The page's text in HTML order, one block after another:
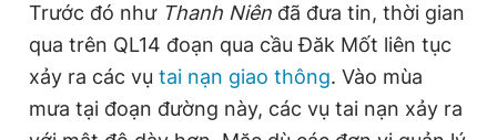
Trước đó như Thanh Niên đã đưa tin, thời gian
qua trên QL14 đoạn qua cầu Đăk Mốt liên tục
xảy ra các vụ tai nạn giao thông. Vào mùa
mưa tại đoạn đường này, các vụ tai nạn xảy ra